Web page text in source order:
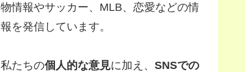
物情報やサッカー、MLB、恋愛などの情
報を発信しています。
私たちの個人的な意見に加え、 SNSでの